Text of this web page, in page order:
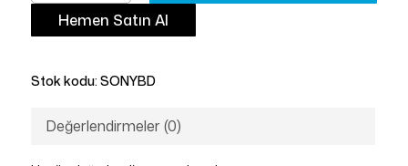
Hemen Satın Al
Stok kodu: SONYBD
Değerlendirmeler (0)